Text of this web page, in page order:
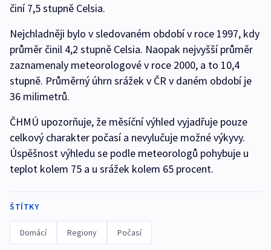
činí 7,5 stupně Celsia.
Nejchladněji bylo v sledovaném období v roce 1997, kdy
průměr činil 4,2 stupně Celsia. Naopak nejvyšší průměr
zaznamenaly meteorologové v roce 2000, a to 10,4
stupně. Průměrný úhrn srážek v ČR v daném období je
36 milimetrů.
ČHMÚ upozorňuje, že měsíční výhled vyjadřuje pouze
celkový charakter počasí a nevylučuje možné výkyvy.
Úspěšnost výhledu se podle meteorologů pohybuje u
teplot kolem 75 a u srážek kolem 65 procent.
ŠTÍTKY
Domácí Regiony Počasí